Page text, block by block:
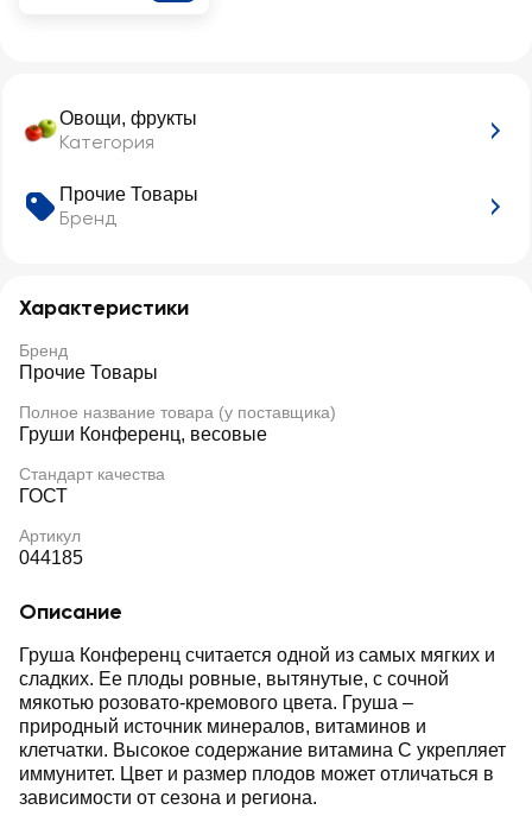
Овощи, фрукты
Категория
Прочие Товары
Бренд
Характеристики
Бренд
Прочие Товары
Полное название товара (у поставщика)
Груши Конференц, весовые
Стандарт качества
ГОСТ
Артикул
044185
Описание
Груша Конференц считается одной из самых мягких и
сладких. Ее плоды ровные, вытянутые, с сочной
мякотью розовато-кремового цвета. Груша –
природный источник минералов, витаминов и
клетчатки. Высокое содержание витамина С укрепляет
иммунитет. Цвет и размер плодов может отличаться в
зависимости от сезона и региона.